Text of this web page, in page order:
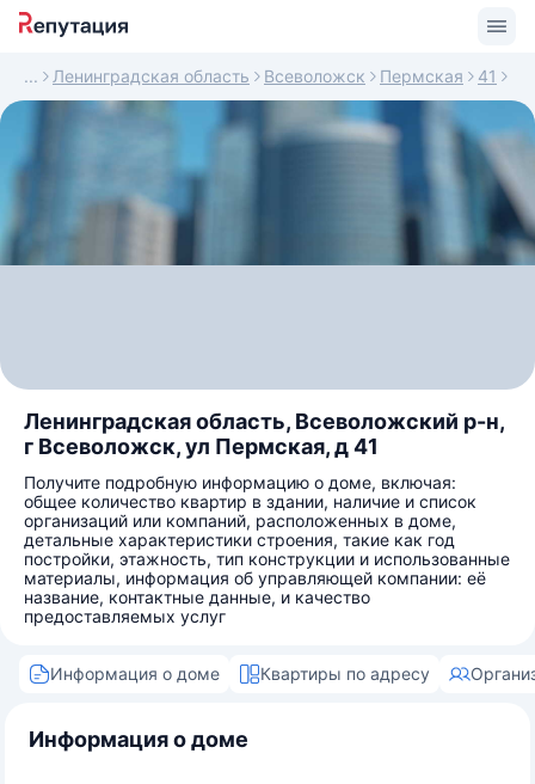
Ленинградская область Всеволожск Пермская 41
Ленинградская область, Всеволожский р-н,
г Всеволожск, ул Пермская, д 41
Получите подробную информацию о доме, включая:
общее количество квартир в здании, наличие и список
организаций или компаний, расположенных в доме,
детальные характеристики строения, такие как год
постройки, этажность, тип конструкции и использованные
материалы, информация об управляющей компании: её
название, контактные данные, и качество
предоставляемых услуг
Информация о доме Квартиры по адресу
Информация о доме